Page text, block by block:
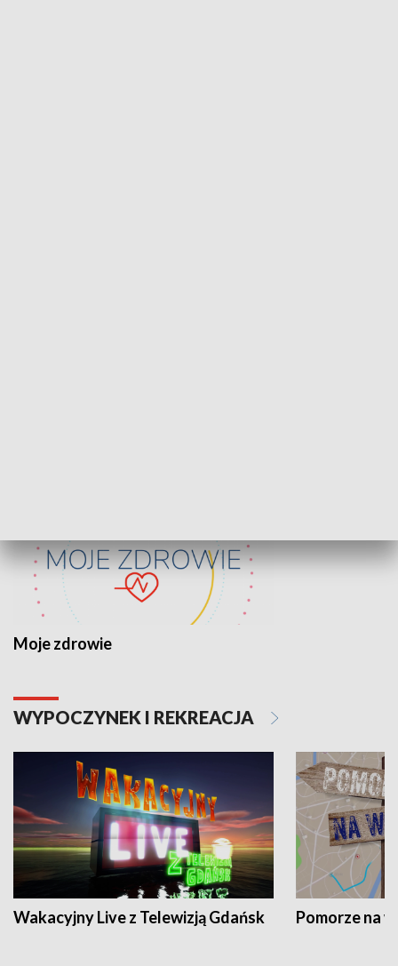
Moje zdrowie
WYPOCZYNEK I REKREACJA
Wakacyjny Live z Telewizją Gdańsk Pomorze na